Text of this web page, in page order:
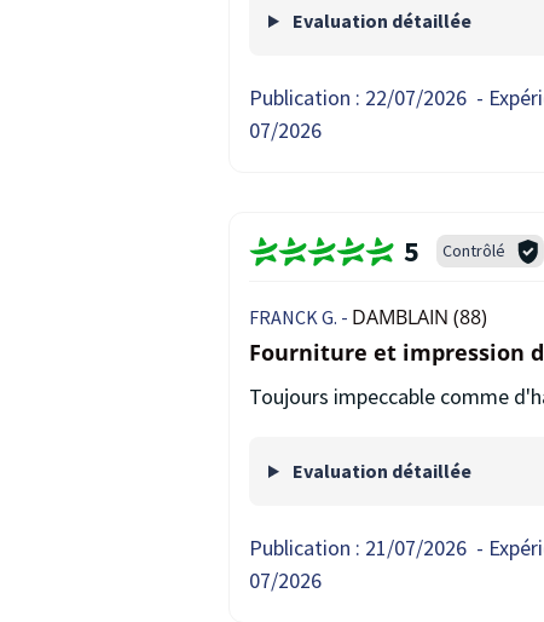
Evaluation détaillée
Publication : 22/07/2026 -
07/2026
5 Contrôlé
FRANCK G. - DAMBLAIN (88)
Fourniture et impression
Toujours impeccable comme
Evaluation détaillée
Publication : 21/07/2026 -
07/2026